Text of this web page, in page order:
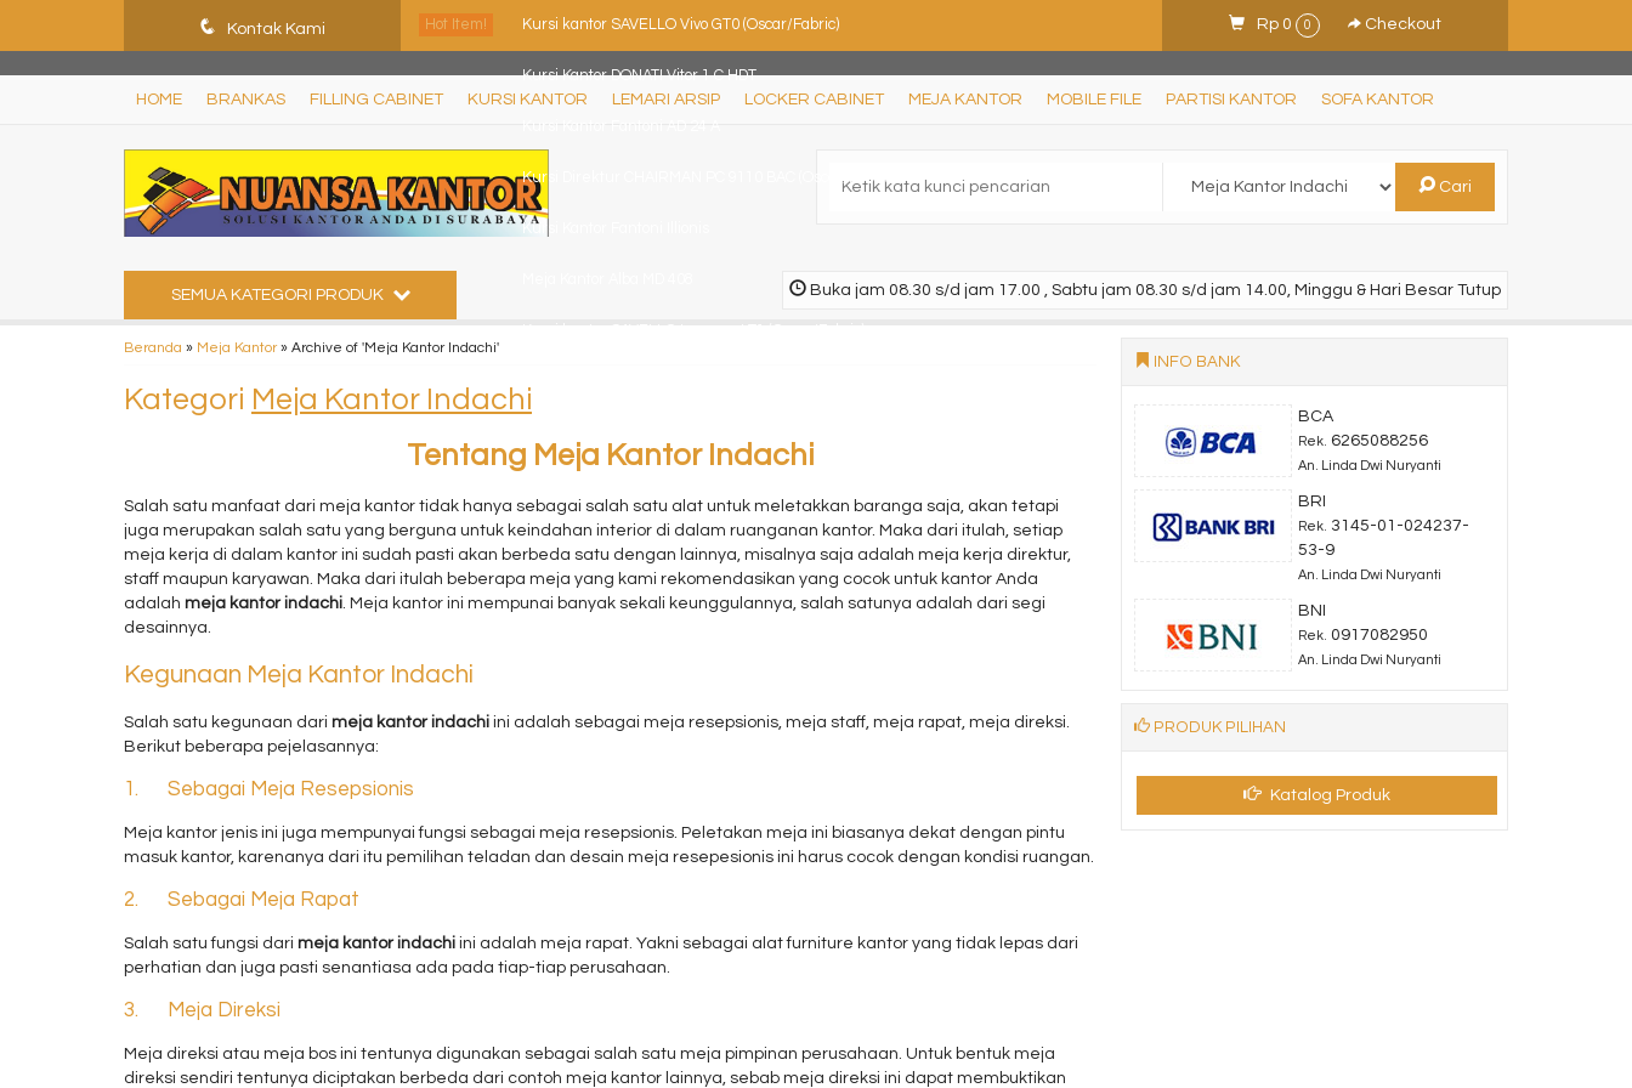
ShHJDjQkcPDuLJpz5vo9xB9ewDNF0CFUN1SBEXTVeWo
q Kontak Kami Hot Item! Kursi kantor SAVELLO Vivo GT0 (Oscar/Fabric)
Kursi Kantor DONATI Vitor 1 C HDT
Kursi Direktur CHAIRMAN PC 9110 BAC (Oscar/Fabric)
Kursi Kantor Fantoni Illionis
Rp 0 0 Checkout
HOME BRANKAS FILLING CABINET KURSI KANTOR LEMARI ARSIP LOCKER CABINET MEJA KANTOR MOBILE FILE PARTISI KANTOR SOFA KANTOR
Cari
Buka jam 08.30 s/d jam 17.00 , Sabtu jam 08.30 s/d jam 14.00, Minggu & Hari Besar Tutup
SEMUA KATEGORI PRODUK
Beranda » Meja Kantor» Archive of 'Meja Kantor Indachi'
Kategori Meja Kantor Indachi
Tentang Meja Kantor Indachi
Salah satu manfaat dari meja kantor tidak hanya sebagai salah satu alat untuk meletakkan baranga saja, akan tetapi
juga merupakan salah satu yang berguna untuk keindahan interior di dalam ruanganan kantor. Maka dari itulah, setiap
meja kerja di dalam kantor ini sudah pasti akan berbeda satu dengan lainnya, misalnya saja adalah meja kerja direktur,
staff maupun karyawan. Maka dari itulah beberapa meja yang kami rekomendasikan yang cocok untuk kantor Anda
adalah meja kantor indachi. Meja kantor ini mempunai banyak sekali keunggulannya, salah satunya adalah dari segi
desainnya.
Kegunaan Meja Kantor Indachi
Salah satu kegunaan dari meja kantor indachi ini adalah sebagai meja resepsionis, meja staff, meja rapat, meja direksi.
Berikut beberapa pejelasannya:
1. Sebagai Meja Resepsionis
Meja kantor jenis ini juga mempunyai fungsi sebagai meja resepsionis. Peletakan meja ini biasanya dekat dengan pintu
masuk kantor, karenanya dari itu pemilihan teladan dan desain meja resepesionis ini harus cocok dengan kondisi ruangan.
2. Sebagai Meja Rapat
Salah satu fungsi dari meja kantor indachi ini adalah meja rapat. Yakni sebagai alat furniture kantor yang tidak lepas dari
perhatian dan juga pasti senantiasa ada pada tiap-tiap perusahaan.
3. Meja Direksi
Meja direksi atau meja bos ini tentunya digunakan sebagai salah satu meja pimpinan perusahaan. Untuk bentuk meja
direksi sendiri tentunya diciptakan berbeda dari contoh meja kantor lainnya, sebab meja direksi ini dapat membuktikan
INFO BANK
BCA
Rek. 6265088256
An. Linda Dwi Nuryanti
BRI
Rek.
3145-01-024237-
53-9
An. Linda Dwi Nuryanti
BNI
Rek. 0917082950
An. Linda Dwi Nuryanti
PRODUK PILIHAN
Katalog Produk